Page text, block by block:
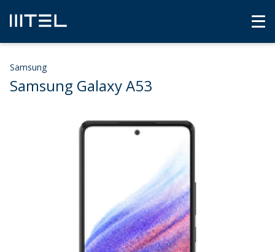
Samsung
Samsung Galaxy A53